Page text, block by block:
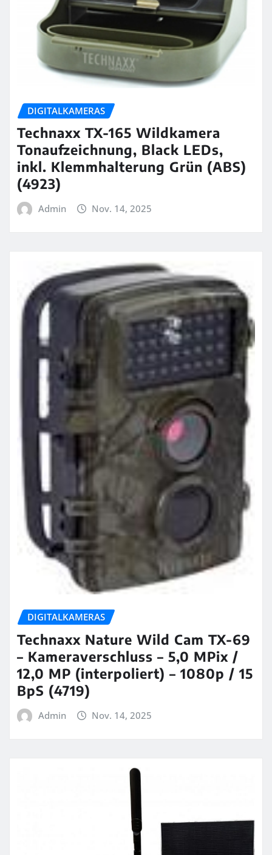
DIGITALKAMERAS
Technaxx TX-165 Wildkamera
Tonaufzeichnung, Black LEDs,
inkl. Klemmhalterung Grün (ABS)
(4923)
Admin Nov. 14, 2025
DIGITALKAMERAS
Technaxx Nature Wild Cam TX-69
– Kameraverschluss – 5,0 MPix /
12,0 MP (interpoliert) – 1080p / 15
BpS (4719)
Admin Nov. 14, 2025